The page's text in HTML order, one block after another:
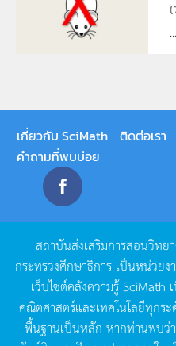
(
...
เกี่ยวกับ SciMath ติดต่อเรา
คำถามที่พบบ่อย
สถาบันส่งเสริมการสอนวิทย
กระทรวงศึกษาธิการ เป็นหน่วยง
เว็บไซต์คลังความรู้SciMath
คณิตศาสตร์และเทคโนโลยีทุกร
พื้นฐานเป็นหลัก หากท่านพบว่